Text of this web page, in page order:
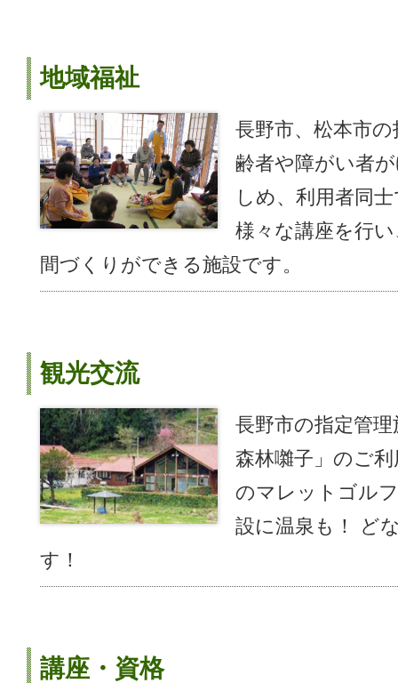
地域福祉
長野市、松本市
齢者や障がい者
しめ、利用者同
様々な講座を行
間づくりができる施設です。
観光交流
長野市の指定管
森林囃子」のご
のマレットゴル
設に温泉も！ ど
す！
講座・資格